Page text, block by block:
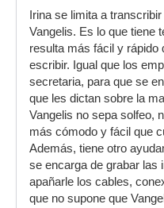
Irina se limita a
Vangelis. Es lo que tiene
resulta más fácil y rápido
escribir. Igual que los
secretaria, para que se
que les dictan sobre la
Vangelis no sepa solfeo,
más cómodo y fácil que
Además, tiene otro
se encarga de grabar las
apañarle los cables,
que no supone que